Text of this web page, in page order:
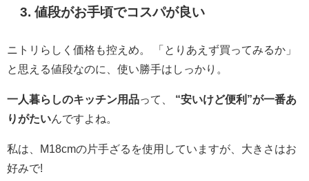
3.値段がお手頃でコスパが良い
ニトリらしく価格も控えめ。 「とりあえず買ってみるか」
と思える値段なのに、使い勝手はしっかり。
一人暮らしのキッチン用品って、 “安いけど便利”が一番あ
りがたいんですよね。
私は、M18cmの片手ざるを使用していますが、大きさはお
好みで!